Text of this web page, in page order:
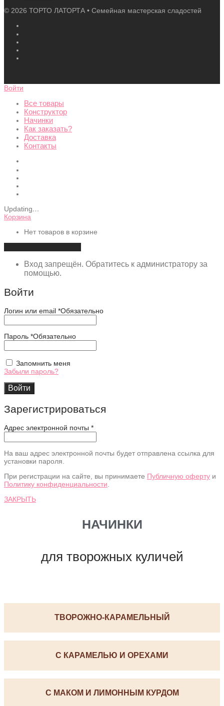
© 2026 ТОРТО ЛАТОРТА • Семейная мастерская сладостей
Войти
Все товары
Конструктор
Начинки
Как заказать?
Доставка
Контакты
Updating…
Корзина
Нет товаров в корзине
Вход запрещён. Обратитесь к администратору за
помощью.
Войти
Логин или email *Обязательно
Пароль *Обязательно
Запомнить меня
Забыли пароль?
Войти
Зарегистрироваться
Адрес электронной почты *
На ваш адрес электронной почты будет отправлена ссылка для
установки пароля.
При регистрации на сайте, вы принимаете Публичную оферту и
Политику конфиденциальности.
ЗАКРЫТЬ
НАЧИНКИ
для творожных куличей
ТВОРОЖНО-КАРАМЕЛЬНЫЙ
С КАРАМЕЛЬЮ И ОРЕХАМИ
С МАКОМ И ЛИМОННЫМ КУРДОМ